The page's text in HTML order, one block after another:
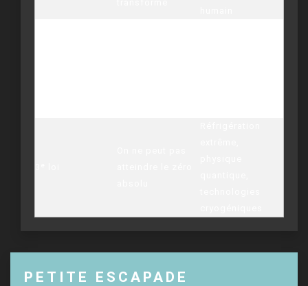
PETITE ESCAPADE